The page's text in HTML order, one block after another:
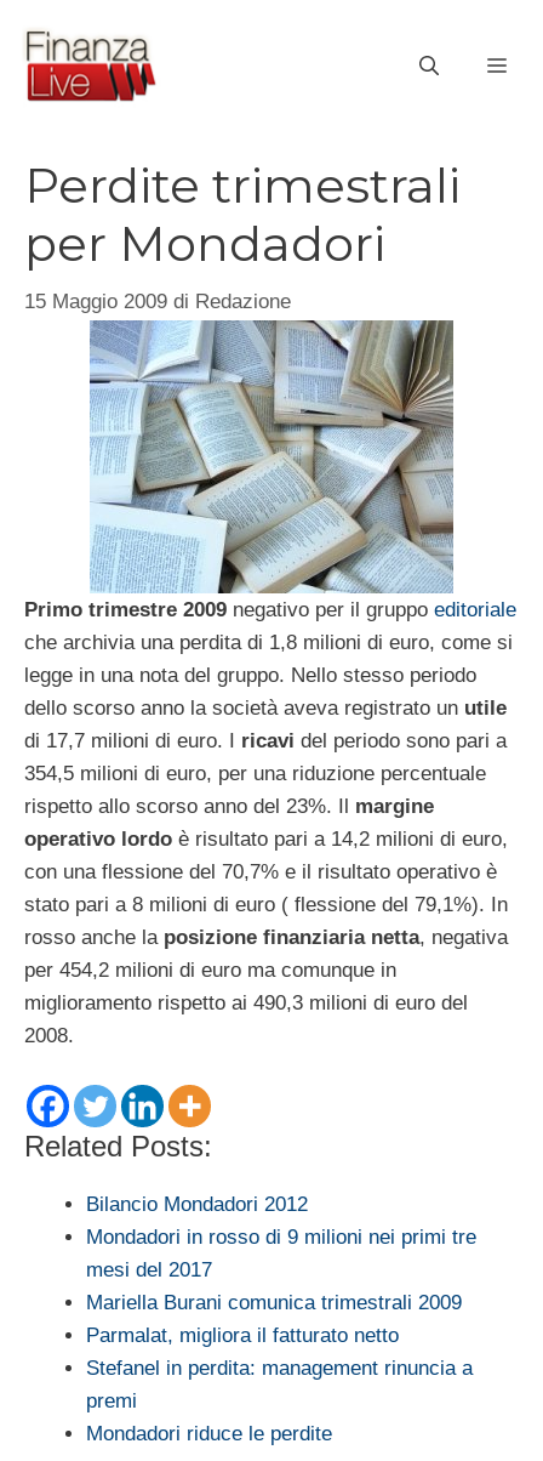
contenuto
Perdite trimestrali
per Mondadori
15 Maggio 2009 di Redazione
Primo trimestre 2009 negativo per il gruppo editoriale
che archivia una perdita di 1,8 milioni di euro, come si
legge in una nota del gruppo. Nello stesso periodo
dello scorso anno la società aveva registrato un utile
di 17,7 milioni di euro. I ricavi del periodo sono pari a
354,5 milioni di euro, per una riduzione percentuale
rispetto allo scorso anno del 23%. Il margine
operativo lordo è risultato pari a 14,2 milioni di euro,
con una flessione del 70,7% e il risultato operativo è
stato pari a 8 milioni di euro ( flessione del 79,1%). In
rosso anche la posizione finanziaria netta, negativa
per 454,2 milioni di euro ma comunque in
miglioramento rispetto ai 490,3 milioni di euro del
2008.
Related Posts:
Bilancio Mondadori 2012
Mondadori in rosso di 9 milioni nei primi tre
mesi del 2017
Mariella Burani comunica trimestrali 2009
Parmalat, migliora il fatturato netto
Stefanel in perdita: management rinuncia a
premi
Mondadori riduce le perdite